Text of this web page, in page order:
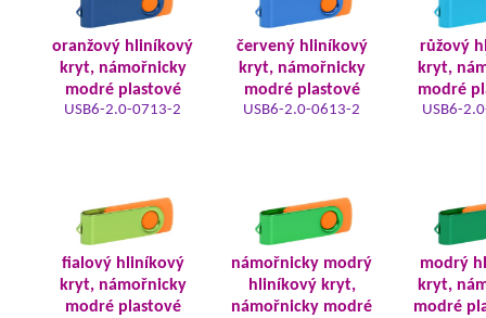
oranžový hliníkový
kryt, námořnicky
modré plastové
USB6-2.0-0713-2
červený hliníkový
kryt, námořnicky
modré plastové
USB6-2.0-0613-2
růžový
kryt,
modré
USB6-
fialový hliníkový
kryt, námořnicky
modré plastové
námořnicky modrý
hliníkový kryt,
námořnicky modré
modrý
kryt,
modré